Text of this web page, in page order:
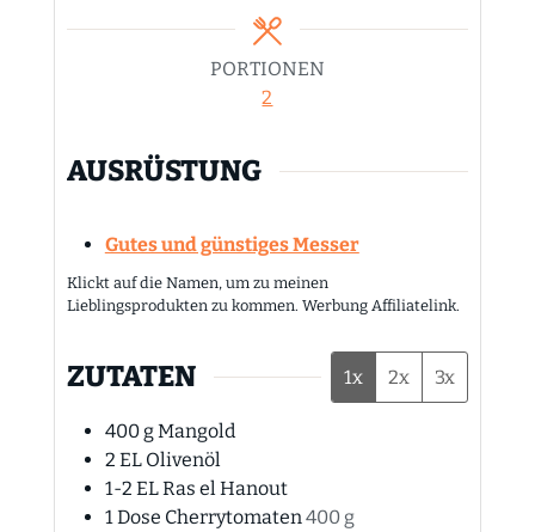
PORTIONEN
2
AUSRÜSTUNG
Gutes und günstiges Messer
Klickt auf die Namen, um zu meinen
Lieblingsprodukten zu kommen. Werbung Affiliatelink.
ZUTATEN 1x 2x 3x
400gMangold
2 EL Olivenöl
1-2 ELRas el Hanout
1 Dose Cherrytomaten 400 g